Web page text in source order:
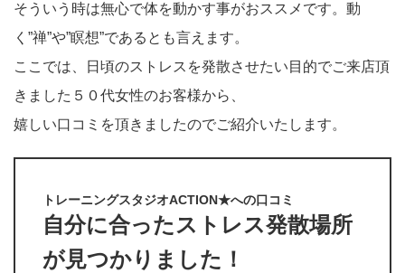
そういう時は無心で体を動かす事がおススメです。動
く”禅”や”瞑想”であるとも言えます。
ここでは、日頃のストレスを発散させたい目的でご来店頂
きました５０代女性のお客様から、
嬉しい口コミを頂きましたのでご紹介いたします。
トレーニングスタジオACTION★への口コミ
自分に合ったストレス発散場所
が見つかりました！